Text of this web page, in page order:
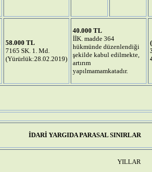
58.000 TL
7165 SK. 1. Md.
(Yürürlük:28.02.2019)
40.000 TL
İİK. madde 364
hükmünde düzenlendiği
şekilde kabul edilmekte,
artırım
yapılmamamkatadır.
İDARİ YARGIDA PARASAL SINIRLAR
YILLAR